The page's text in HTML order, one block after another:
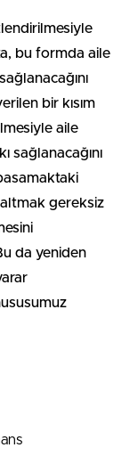
bu formda aile
bir kısım
aile
sağlanacağını
gereksiz
da yeniden